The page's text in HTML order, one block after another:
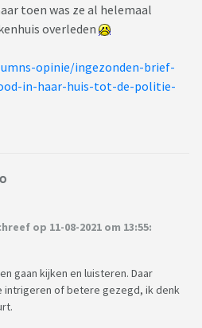
toen was ze al helemaal
overleden
opinie/ingezonden-brief-
in-haar-huis-tot-de-politie-
op 11-08-2021 om 13:55:
gaan kijken en luisteren. Daar
intrigeren of betere gezegd, ik denk